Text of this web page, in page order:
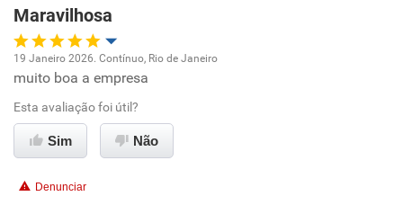
Recomenda esta empresa
Recomenda a diretoria
Maravilhosa
Oportunidade de promoção
Ambiente de trabalho
19 Janeiro 2026. Contínuo, Rio de Janeiro
muito boa a empresa
Esta avaliação foi útil?
Sim Não
Denunciar